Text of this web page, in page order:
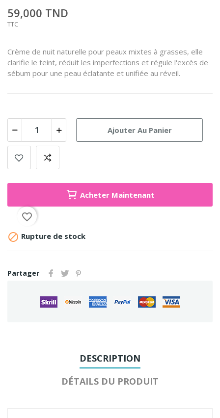
59,000 TND
TTC
Crème de nuit naturelle pour peaux mixtes à grasses, elle
clarifie le teint, réduit les imperfections et régule l'excès de
sébum pour une peau éclatante et unifiée au réveil.
Ajouter Au Panier
Acheter Maintenant
favorite_border
 Rupture de stock
Partager
DESCRIPTION
DÉTAILS DU PRODUIT